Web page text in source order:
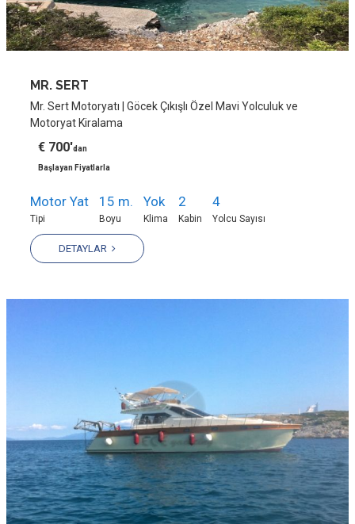
MR. SERT
Mr. Sert Motoryatı | Göcek Çıkışlı Özel Mavi Yolculuk ve
Motoryat Kiralama
€ 700'dan
Başlayan Fiyatlarla
Motor Yat
Tipi
15 m.
Boyu
Yok
Klima
2
Kabin
4
Yolcu Sayısı
DETAYLAR